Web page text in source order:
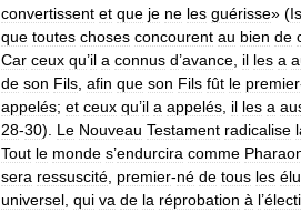
convertissent et que je ne les guérisse» (Is
que toutes choses concourent au bien de
Car ceux qu’il a connus d’avance il les a
de son Fils afin que son Fils fût le premier
appelés; et ceux qu’il a appelés il les a
28-30). Le Nouveau Testament radicalise
Tout le monde s’endurcira comme
sera ressuscité premier-né de tous les
universel qui va de la réprobation à l’